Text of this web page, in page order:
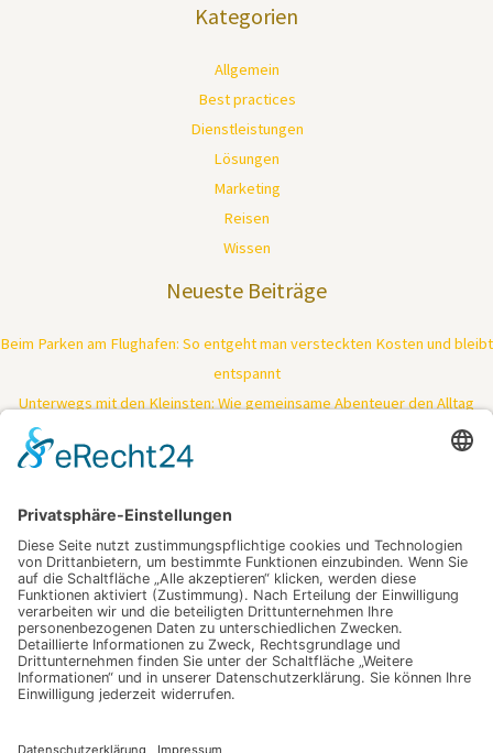
Kategorien
Allgemein
Best practices
Dienstleistungen
Lösungen
Marketing
Reisen
Wissen
Neueste Beiträge
Beim Parken am Flughafen: So entgeht man versteckten Kosten und bleibt
entspannt
Unterwegs mit den Kleinsten: Wie gemeinsame Abenteuer den Alltag
Wenn sich Investition und Nutzen unerwartet verbinden: Ein genauer Blick
Stabile Verbindungen im Serverraum: So vermeidest du teure Ausfälle und
erhöhst die Effizienz
Tiefenreinigung trifft Kraftpaket: So bringt moderne Technologie deine
Haut zurück in Bestform
Schlagwörter